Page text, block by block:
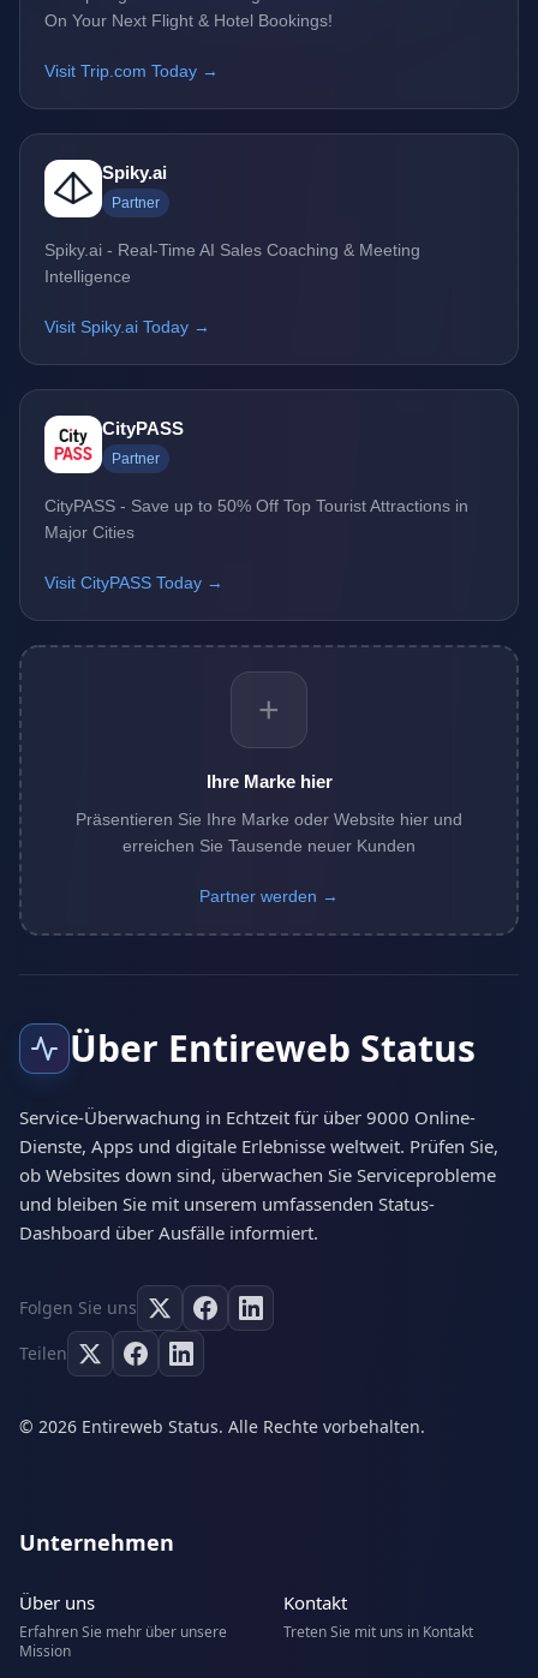
On Your Next Flight & Hotel Bookings!
Visit Trip.com Today →
Spiky.ai
Partner
Spiky.ai - Real-Time AI Sales Coaching & Meeting
Intelligence
Visit Spiky.ai Today →
CityPASS
Partner
CityPASS - Save up to 50% Off Top Tourist Attractions in
Major Cities
Visit CityPASS Today →
+
Ihre Marke hier
Präsentieren Sie Ihre Marke oder Website hier und
erreichen Sie Tausende neuer Kunden
Partner werden →
Über Entireweb Status
Service-Überwachung in Echtzeit für über 9000 Online-
Dienste, Apps und digitale Erlebnisse weltweit. Prüfen Sie,
ob Websites down sind, überwachen Sie Serviceprobleme
und bleiben Sie mit unserem umfassenden Status-
Dashboard über Ausfälle informiert.
Folgen Sie uns
Teilen
© 2026 Entireweb Status. Alle Rechte vorbehalten.
Unternehmen
Über uns
Erfahren Sie mehr über unsere
Mission
Kontakt
Treten Sie mit uns in Kontakt